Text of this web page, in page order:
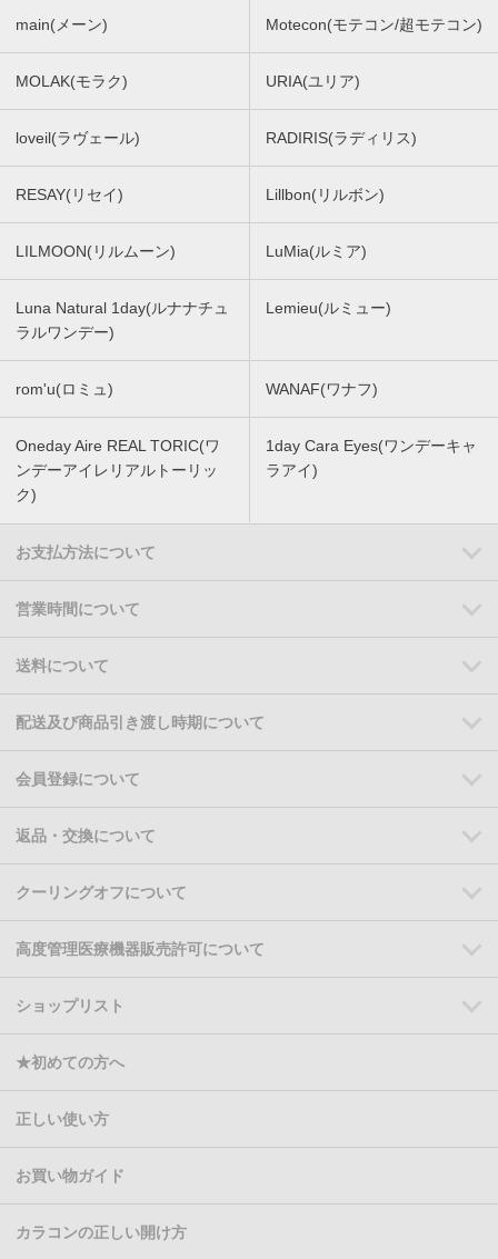
main(メーン) Motecon(モテコン/超モテコン)
MOLAK(モラク) URIA(ユリア)
loveil(ラヴェール) RADIRIS(ラディリス)
RESAY(リセイ) Lillbon(リルボン)
LILMOON(リルムーン) LuMia(ルミア)
Luna Natural 1day(ルナナチュ
ラルワンデー)
Lemieu(ルミュー)
rom'u(ロミュ) WANAF(ワナフ)
Oneday Aire REAL TORIC(ワ
ンデーアイレリアルトーリッ
ク)
1day Cara Eyes(ワンデーキャ
ラアイ)
お支払方法について
営業時間について
送料について
配送及び商品引き渡し時期について
会員登録について
返品・交換について
クーリングオフについて
高度管理医療機器販売許可について
ショップリスト
★初めての方へ
正しい使い方
お買い物ガイド
カラコンの正しい開け方